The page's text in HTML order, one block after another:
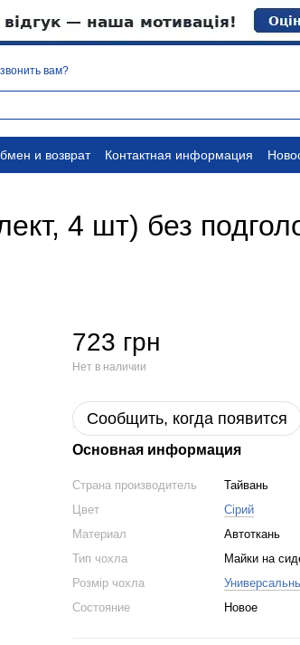
вам?
и возврат Контактная информация
4 шт) без
723 грн
Нет в наличии
Сообщить, когда появится
Основная информация
Страна производитель
Тайвань
Цвет
Сірий
Материал
Автоткань
Тип чохла
Майки на
Розмір чохла
Состояние
Новое